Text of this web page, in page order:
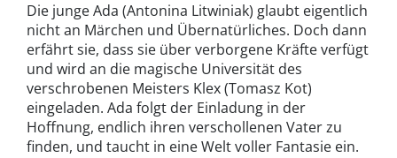
Die junge Ada (Antonina Litwiniak) glaubt eigentlich
nicht an Märchen und Übernatürliches. Doch dann
erfährt sie, dass sie über verborgene Kräfte verfügt
und wird an die magische Universität des
verschrobenen Meisters Klex (Tomasz Kot)
eingeladen. Ada folgt der Einladung in der
Hoffnung, endlich ihren verschollenen Vater zu
finden, und taucht in eine Welt voller Fantasie ein.